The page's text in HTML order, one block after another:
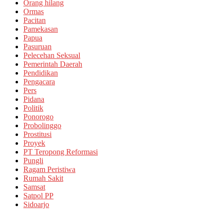
Orang hilang
Ormas
Pacitan
Pamekasan
Papua
Pasuruan
Pelecehan Seksual
Pemerintah Daerah
Pendidikan
Pengacara
Pers
Pidana
Politik
Ponorogo
Probolinggo
Prostitusi
Proyek
PT Teropong Reformasi
Pungli
Ragam Peristiwa
Rumah Sakit
Samsat
Satpol PP
Sidoarjo